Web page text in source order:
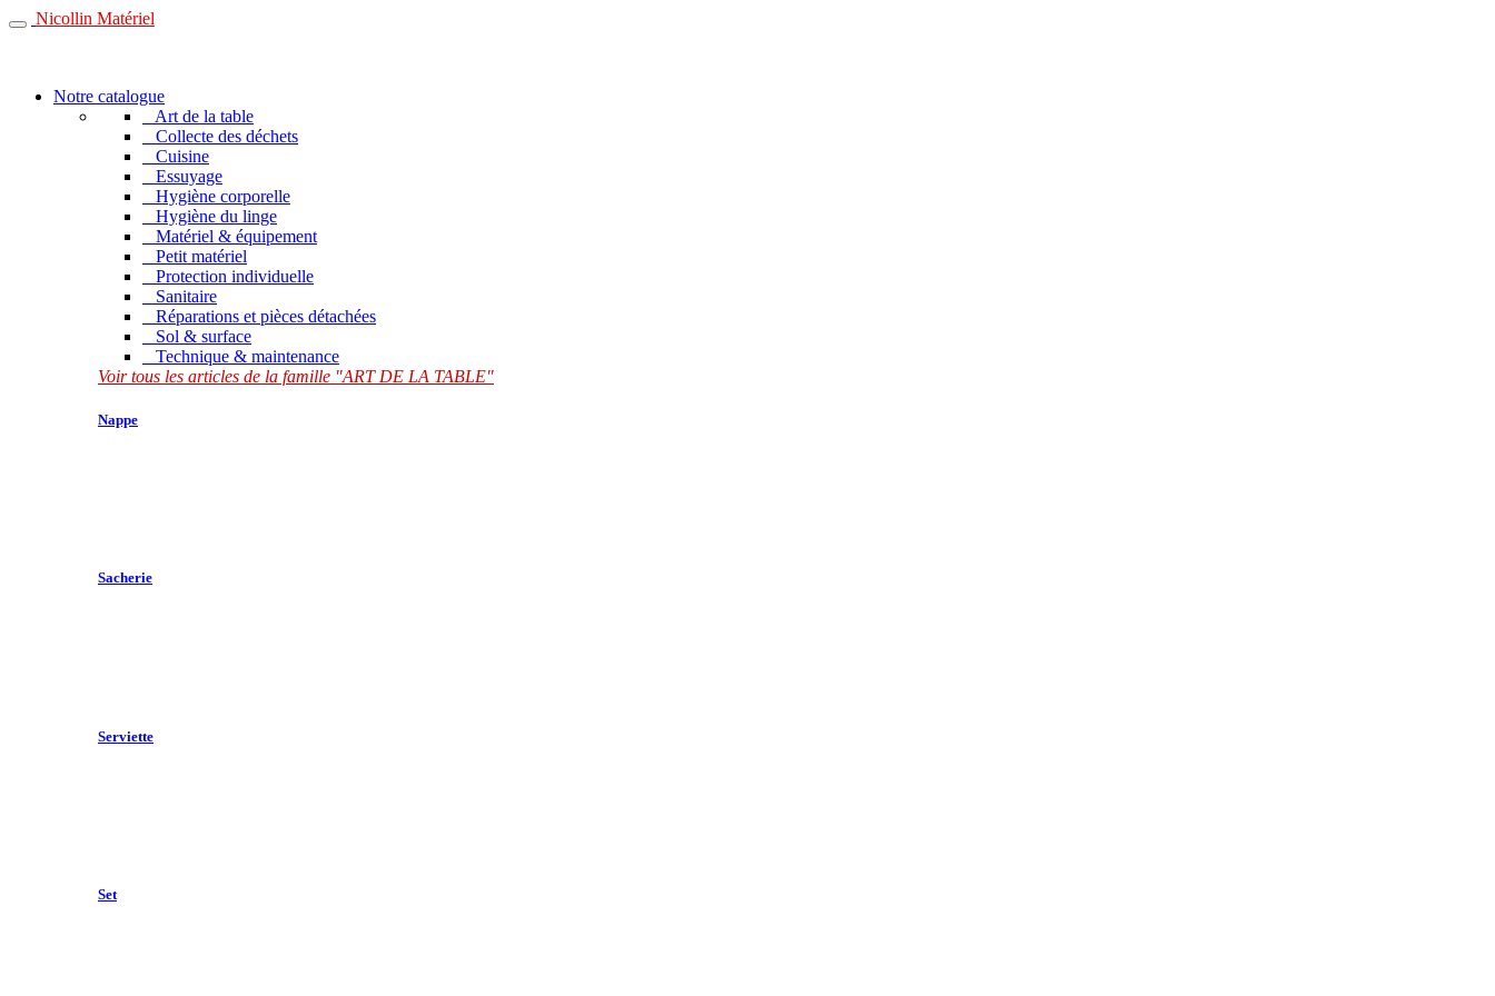
Nicollin Matériel
Notre catalogue
Art de la table
Collecte des déchets
Cuisine
Essuyage
Hygiène corporelle
Hygiène du linge
Matériel & équipement
Petit matériel
Protection individuelle
Sanitaire
Réparations et pièces détachées
Sol & surface
Technique & maintenance
Voir tous les articles de la famille "ART DE LA TABLE"
Nappe
Sacherie
Serviette
Set